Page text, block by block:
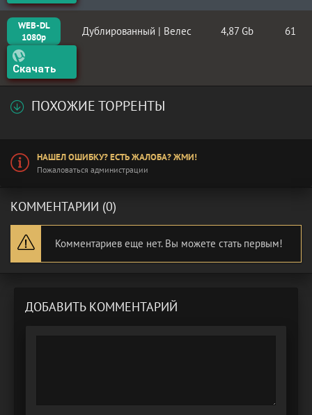
WEB-DL
1080p
Дублированный | Велес 4,87 Gb 61
Скачать
ПОХОЖИЕ ТОРРЕНТЫ
НАШЕЛ ОШИБКУ? ЕСТЬ ЖАЛОБА? ЖМИ!
Пожаловаться администрации
КОММЕНТАРИИ (0)
Комментариев еще нет. Вы можете стать первым!
ДОБАВИТЬ КОММЕНТАРИЙ